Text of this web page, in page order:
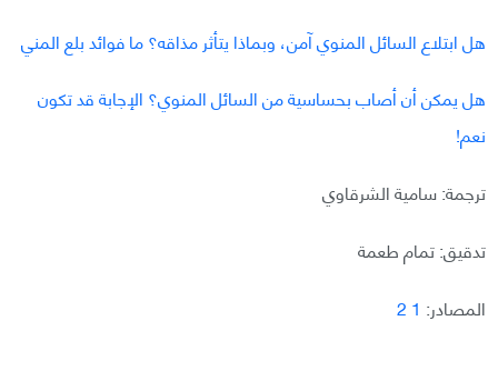
هل ابتلاع السائل المنوي آمن، وبماذا يتأثر مذاقه؟ ما فوائد بلع المني
هل يمكن أن أصاب بحساسية من السائل المنوي؟ الإجابة قد تكون
نعم!
ترجمة: سامية الشرقاوي
تدقيق: تمام طعمة
المصادر: 1
2